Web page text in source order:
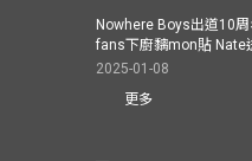
Nowhere Boys出道10
fans下廚黐mon貼 Nate
2025-01-08
更多